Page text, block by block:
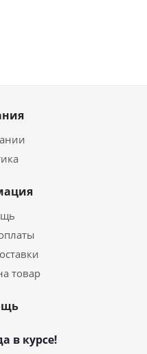
товар
в курсе!